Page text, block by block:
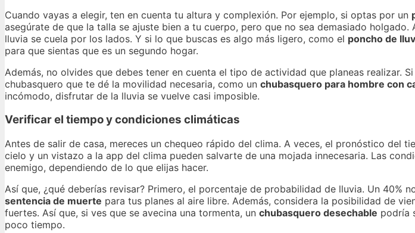
Cuando vayas a elegir, ten en cuenta tu altura y complexión. Por ejemplo, si optas por un
asegúrate de que la talla se ajuste bien a tu cuerpo, pero que no sea demasiado
lluvia se cuela por los lados. Y si lo que buscas es algo más ligero, como el poncho de
para que sientas que es un segundo hogar.
Además, no olvides que debes tener en cuenta el tipo de actividad que planeas realizar.
chubasquero que te dé la movilidad necesaria, como un chubasquero para hombre con
incómodo, disfrutar de la lluvia se vuelve casi imposible.
Verificar el tiempo y condiciones climáticas
Antes de salir de casa, mereces un chequeo rápido del clima. A veces, el pronóstico del
cielo y un vistazo a la app del clima pueden salvarte de una mojada innecesaria. Las
enemigo, dependiendo de lo que elijas hacer.
Así que, ¿qué deberías revisar? Primero, el porcentaje de probabilidad de lluvia. Un 40%
sentencia de muerte para tus planes al aire libre. Además, considera la posibilidad de
fuertes. Así que, si ves que se avecina una tormenta, un chubasquero desechable podría
poco tiempo.